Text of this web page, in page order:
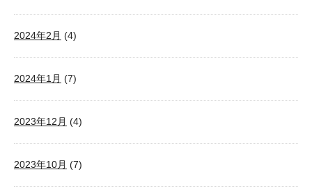
2024年2月 (4)
2024年1月 (7)
2023年12月 (4)
2023年10月 (7)